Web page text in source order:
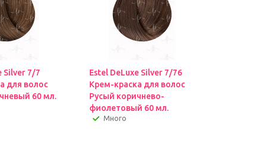
Silver 7/7
для волос
60 мл.
Estel DeLuxe Silver 7/76
Крем-краска для волос
Русый коричнево-
фиолетовый 60 мл.
Много